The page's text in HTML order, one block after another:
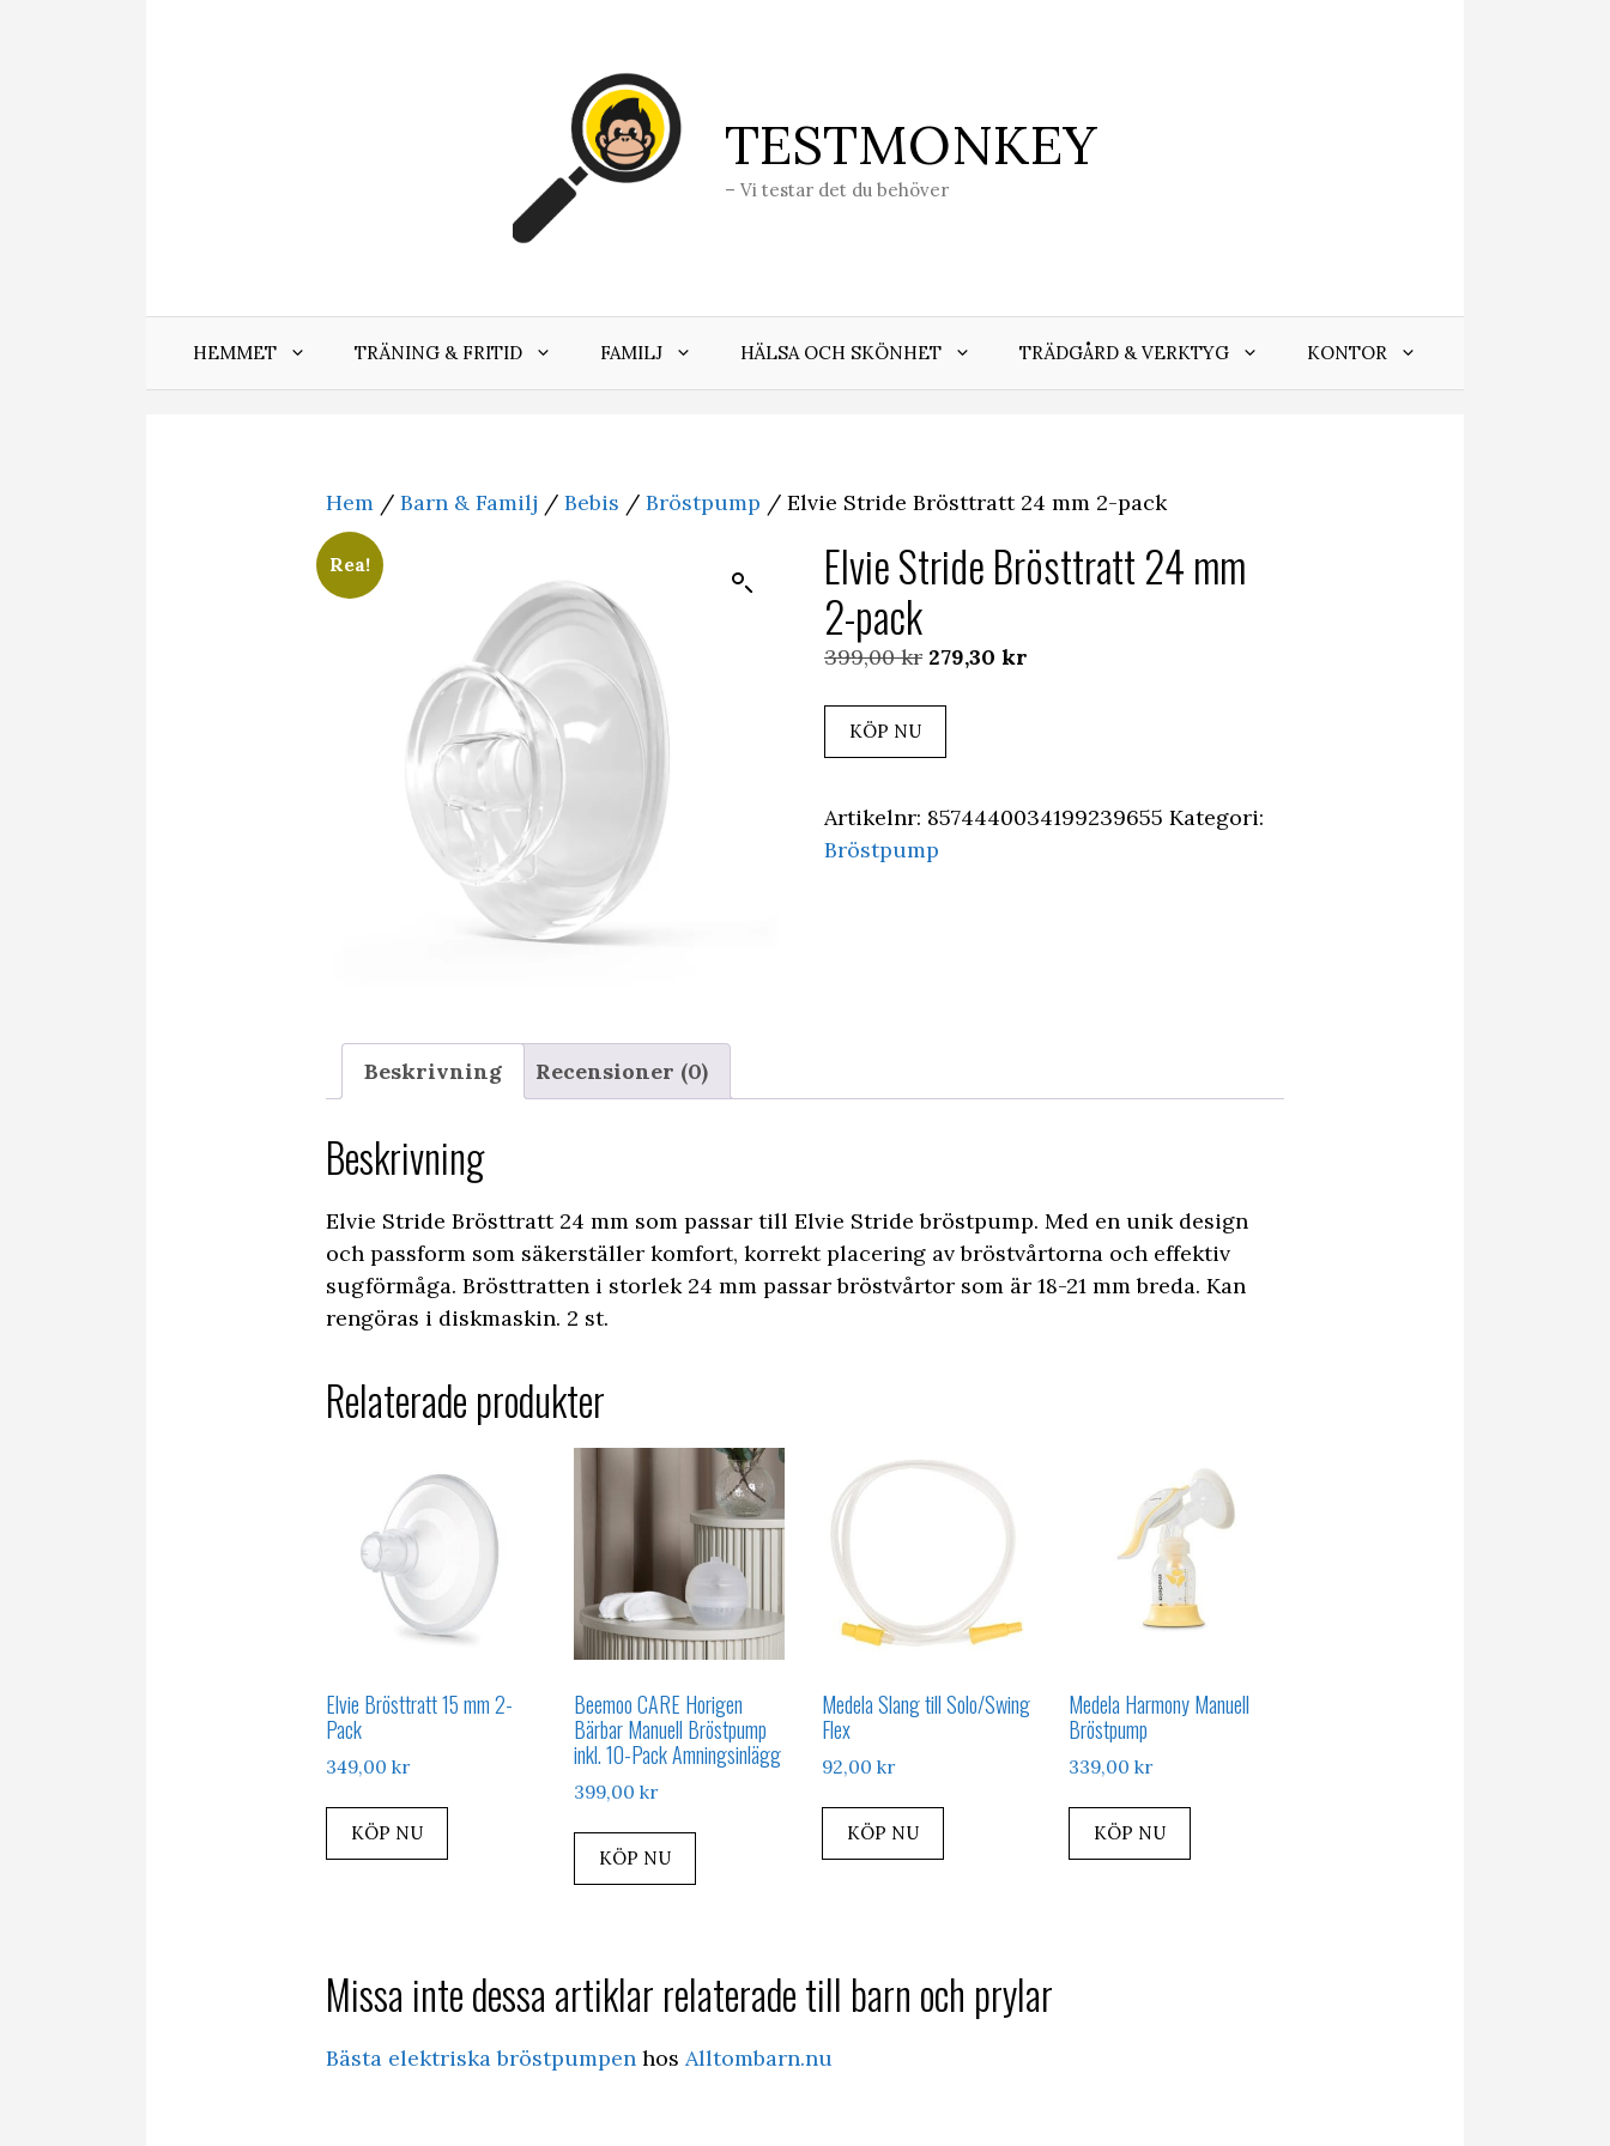
TESTMONKEY
– Vi testar det du behöver
HEMMET TRÄNING & FRITID FAMILJ HÄLSA OCH SKÖNHET TRÄDGÅRD & VERKTYG KONTOR
Hem / Barn & Familj / Bebis / Bröstpump / Elvie Stride Brösttratt 24 mm 2-pack
Rea!
Elvie Stride Brösttratt 24 mm
2-pack
399,00kr Det
var:
279,30 kr
KÖP NU
Artikelnr: 8574440034199239655 Kategori:
Bröstpump
Beskrivning Recensioner (0)
Beskrivning
Elvie Stride Brösttratt 24 mm som passar till Elvie Stride bröstpump. Med en unik design
och passform som säkerställer komfort, korrekt placering av bröstvårtorna och effektiv
sugförmåga. Brösttratten i storlek 24 mm passar bröstvårtor som är 18-21 mm breda. Kan
rengöras i diskmaskin. 2 st.
Relaterade produkter
Elvie Brösttratt 15 mm 2-
Pack
349,00 kr
KÖP NU
Beemoo CARE Horigen
Bärbar Manuell Bröstpump
inkl. 10-Pack Amningsinlägg
399,00 kr
KÖP NU
Medela Slang till Solo/Swing
Flex
92,00 kr
KÖP NU
Medela Harmony Manuell
Bröstpump
339,00kr
KÖP NU
Missa inte dessa artiklar relaterade till barn och prylar
Bästa elektriska bröstpumpen hos Alltombarn.nu